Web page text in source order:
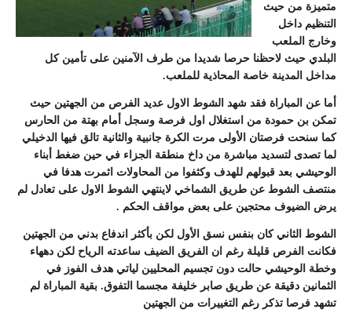
متميزة من حيث
التنظيم داخل
وخارج الملعب
البلدي حيث لاحظنا حرصا شديدا من طرف الآمنين على تأمين كل
مداخل المدينة خاصة المحاذية للملعب.
أما عن المباراة فقد شهد الشوط الاول عديد الفرص من الجهتين حيث
تمكن بن حمودة من استغلال اول فرصة وسجل أمام بهتة من الحارس
كما سنحت فرصتان الأولى مرت الكرة جانبية والثانية تالق فيها الدخيلي
لما تصدى لتسديد مباشرة من داخ منطقة الجزاء في حين ضغط أبناء
الوحيشي بعد قبولهم للهدف وكثفوا من المحاولات اثمرت هدفا في
منتصف الشوط عن طريق الشماخي لاينتهي الشوط الاول على تعادل لم
يرض الضيوف محتجين على بعض مواقف الحكم .
الشوط الثاني كان بنفس نسق الأول لكن بأكثر اندفاع بدني من الجهتين
فكانت الفرص قليلة رغم ان الفريق الضيف ساعدته الرياح لكن دههاء
وخطة الوحيشي حالت دون تجسيم المحليين لياتي هدف الفوز في
الثمانين دقيقة عن طريق صابر خليفة مجسما التفوق. بقية المباراة لم
تشهد فرصا تذكر رغم التغييرات من الجهتين